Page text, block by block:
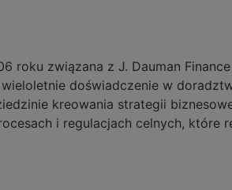
roku związana z J. Dauman
doświadczenie w
kreowania strategii
i regulacjach celnych, które